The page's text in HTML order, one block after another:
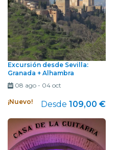
Excursión desde Sevilla:
Granada + Alhambra
08 ago- 04 oct
¡Nuevo! Desde 109,00 €